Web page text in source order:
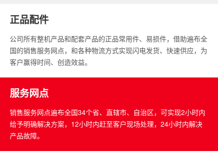
正品配件
公司所有整机产品和配套产品的正品常用件、易损件，借助遍布全
国的销售服务网点，和各种物流方式实现闪电发货、快速供应，为
客户赢得时间、创造效益。
服务网点
销售服务网点遍布全国34个省、直辖市、自治区，可实现2小时内
给予明确解决方案，12小时内赶至客户现场处理，24小时内解决
产品故障。